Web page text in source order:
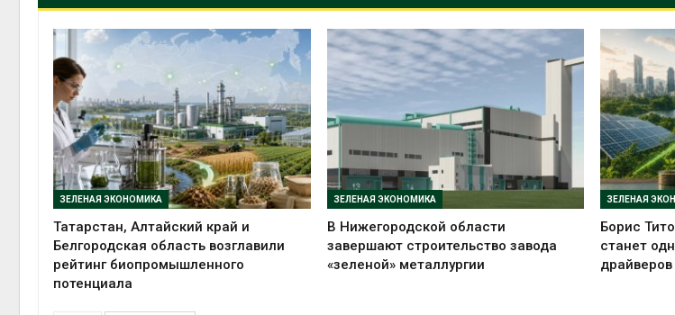
ЗЕЛЕНАЯ ЭКОНОМИКА
Татарстан, Алтайский край и
Белгородская область возглавили
рейтинг биопромышленного
потенциала
ЗЕЛЕНАЯ ЭКОНОМИКА
В Нижегородской области
завершают строительство завода
«зеленой» металлургии
ЗЕЛЕНАЯ
Борис
станет
драйверов